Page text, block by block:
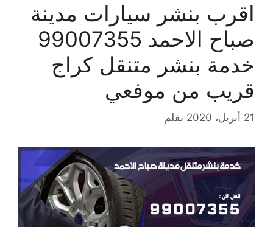
اقرب بنشر سيارات مدينة
صباح الاحمد 99007355
خدمة بنشر متنقل كراج
قريب من موفعي
21 أبريل، 2020 بقلم